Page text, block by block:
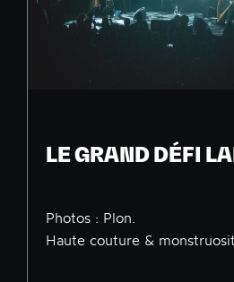
LE GRAND DÉFI
Photos : Plon.
Haute couture &